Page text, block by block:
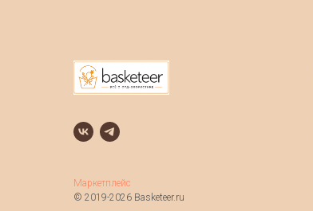
Маркетплейс
© 2019-2026 Basketeer.ru